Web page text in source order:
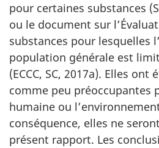
pour certaines substances
ou le document sur
substances pour lesquelles
population générale est
(ECCC, SC, 2017a). Elles ont
comme peu préoccupantes
humaine ou
conséquence, elles ne
présent rapport. Les